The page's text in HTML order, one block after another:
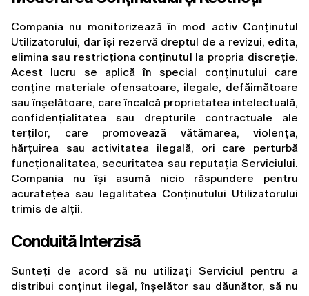
Compania nu monitorizează în mod activ Conținutul
Utilizatorului, dar își rezervă dreptul de a revizui, edita,
elimina sau restricționa conținutul la propria discreție.
Acest lucru se aplică în special conținutului care
conține materiale ofensatoare, ilegale, defăimătoare
sau înșelătoare, care încalcă proprietatea intelectuală,
confidențialitatea sau drepturile contractuale ale
terților, care promovează vătămarea, violența,
hărțuirea sau activitatea ilegală, ori care perturbă
funcționalitatea, securitatea sau reputația Serviciului.
Compania nu își asumă nicio răspundere pentru
acuratețea sau legalitatea Conținutului Utilizatorului
trimis de alții.
Conduită Interzisă
Sunteți de acord să nu utilizați Serviciul pentru a
distribui conținut ilegal, înșelător sau dăunător, să nu